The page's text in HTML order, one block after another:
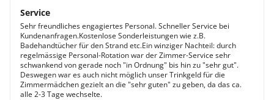
Service
Sehr freundliches engagiertes Personal. Schneller Service bei
Kundenanfragen.Kostenlose Sonderleistungen wie z.B.
Badehandtücher für den Strand etc.Ein winziger Nachteil: durch
regelmässige Personal-Rotation war der Zimmer-Service sehr
schwankend von gerade noch "in Ordnung" bis hin zu "sehr gut".
Deswegen war es auch nicht möglich unser Trinkgeld für die
Zimmermädchen gezielt an die "sehr guten" zu geben, da das ca.
alle 2-3 Tage wechselte.